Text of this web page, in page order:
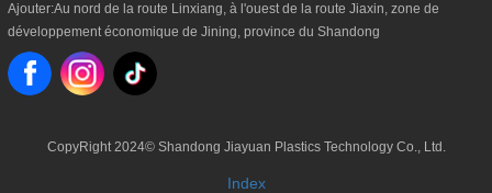
Ajouter:Au nord de la route Linxiang, à l'ouest de la route Jiaxin, zone de
développement économique de Jining, province du Shandong
CopyRight 2024© Shandong Jiayuan Plastics Technology Co., Ltd.
Index